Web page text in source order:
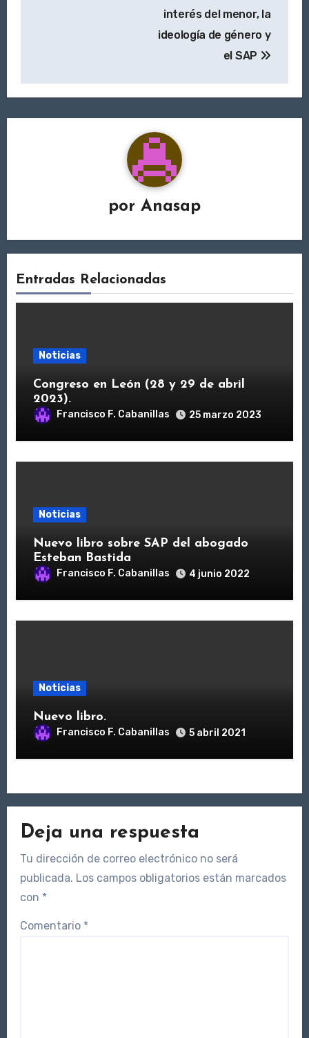
interés del menor, la
ideología de género y
el SAP
por Anasap
Entradas Relacionadas
Noticias
Congreso en León (28 y 29 de abril
2023).
Francisco F. Cabanillas 25 marzo 2023
Noticias
Nuevo libro sobre SAP del abogado
Esteban Bastida
Francisco F. Cabanillas 4 junio 2022
Noticias
Nuevo libro.
Francisco F. Cabanillas 5 abril 2021
Deja una respuesta
Tu dirección de correo electrónico no será
publicada. Los campos obligatorios están marcados
con *
Comentario *